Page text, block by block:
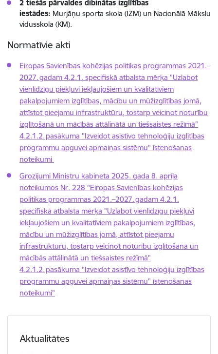
2 tiešās pārvaldes dibinātas izglītības
iestādes: Murjāņu sporta skola (IZM) un Nacionālā Mākslu
vidusskola (KM).
Normatīvie akti
Eiropas Savienības kohēzijas politikas programmas 2021.–
2027. gadam 4.2.1. specifiskā atbalsta mērķa "Uzlabot
vienlīdzīgu piekļuvi iekļaujošiem un kvalitatīviem
pakalpojumiem izglītības, mācību un mūžizglītības jomā,
attīstot pieejamu infrastruktūru, tostarp veicinot noturību
izglītošanā un mācībās attālinātā un tiešsaistes režīmā"
4.2.1.2. pasākuma "Izveidot asistīvo tehnoloģiju izglītības
programmu apguvei apmaiņas sistēmu" īstenošanas
noteikumi
Grozījumi Ministru kabineta 2025. gada 8. aprīļa
noteikumos Nr. 228 "Eiropas Savienības kohēzijas
politikas programmas 2021.–2027. gadam 4.2.1.
specifiskā atbalsta mērķa "Uzlabot vienlīdzīgu piekļuvi
iekļaujošiem un kvalitatīviem pakalpojumiem izglītības,
mācību un mūžizglītības jomā, attīstot pieejamu
infrastruktūru, tostarp veicinot noturību izglītošanā un
mācībās attālinātā un tiešsaistes režīmā"
4.2.1.2. pasākuma "Izveidot asistīvo tehnoloģiju izglītības
programmu apguvei apmaiņas sistēmu" īstenošanas
noteikumi"
Aktualitātes